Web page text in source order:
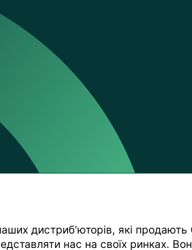
дистриб'юторів, які
нас на своїх ринках.